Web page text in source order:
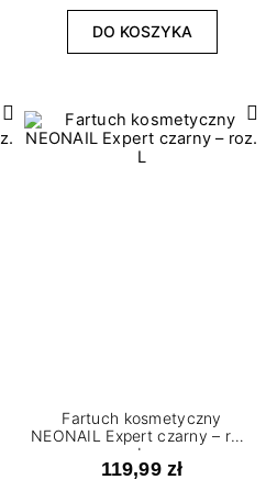
DO KOSZYKA
Fartuch kosmetyczny
NEONAIL Expert czarny – roz.
L
119,99 zł